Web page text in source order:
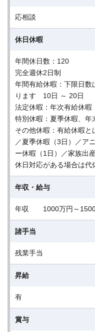
応相談
休日休暇
年間休日数：120
完全週休2日制
年間有給休暇：下限日数
ります 10日 ～ 20日
法定休暇：年次有給休暇
特別休暇：夏季休暇、年
その他休暇：有給休暇と
／夏季休暇（3日）／ア
ー休暇（1日）／家族出
休日対応がある場合は代
年収・給与
年収 1000万円～1500
諸手当
残業手当
昇給
有
賞与